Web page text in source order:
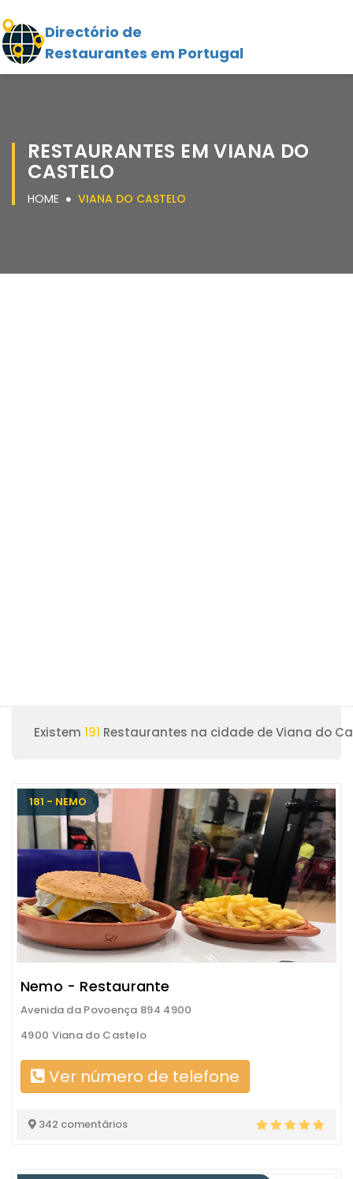
Directório de
Restaurantes em Portugal
RESTAURANTES EM VIANA DO
CASTELO
HOME VIANA DO CASTELO
Existem 191 Restaurantes na cidade de Viana do
181 - NEMO
Nemo - Restaurante
Avenida da Povoença 894 4900
4900 Viana do Castelo
Ver número de telefone
342 comentários